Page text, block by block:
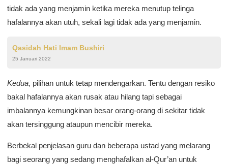
tidak ada yang menjamin ketika mereka menutup telinga
hafalannya akan utuh, sekali lagi tidak ada yang menjamin.
Qasidah Hati Imam Bushiri
25 Januari 2022
Kedua, pilihan untuk tetap mendengarkan. Tentu dengan resiko
bakal hafalannya akan rusak atau hilang tapi sebagai
imbalannya kemungkinan besar orang-orang di sekitar tidak
akan tersinggung ataupun mencibir mereka.
Berbekal penjelasan guru dan beberapa ustad yang melarang
bagi seorang yang sedang menghafalkan al-Qur’an untuk